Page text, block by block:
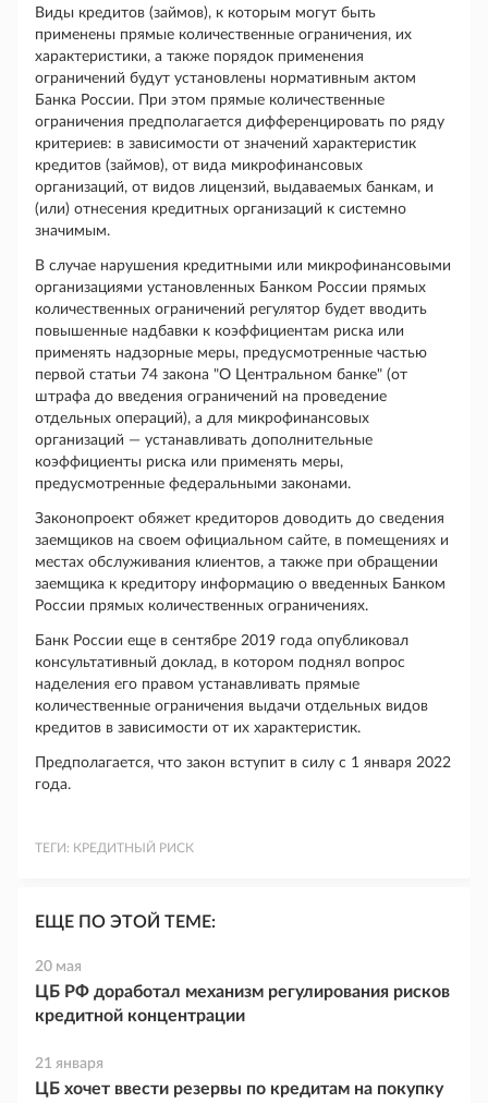
Виды кредитов (займов), к которым могут быть
применены прямые количественные ограничения, их
характеристики, а также порядок применения
ограничений будут установлены нормативным актом
Банка России. При этом прямые количественные
ограничения предполагается дифференцировать по ряду
критериев: в зависимости от значений характеристик
кредитов (займов), от вида микрофинансовых
организаций, от видов лицензий, выдаваемых банкам, и
(или) отнесения кредитных организаций к системно
значимым.
В случае нарушения кредитными или микрофинансовыми
организациями установленных Банком России прямых
количественных ограничений регулятор будет вводить
повышенные надбавки к коэффициентам риска или
применять надзорные меры, предусмотренные частью
первой статьи 74 закона "О Центральном банке" (от
штрафа до введения ограничений на проведение
отдельных операций), а для микрофинансовых
организаций — устанавливать дополнительные
коэффициенты риска или применять меры,
предусмотренные федеральными законами.
Законопроект обяжет кредиторов доводить до сведения
заемщиков на своем официальном сайте, в помещениях и
местах обслуживания клиентов, а также при обращении
заемщика к кредитору информацию о введенных Банком
России прямых количественных ограничениях.
Банк России еще в сентябре 2019 года опубликовал
консультативный доклад, в котором поднял вопрос
наделения его правом устанавливать прямые
количественные ограничения выдачи отдельных видов
кредитов в зависимости от их характеристик.
Предполагается, что закон вступит в силу с 1 января 2022
года.
ТЕГИ: КРЕДИТНЫЙ РИСК
ЕЩЕ ПО ЭТОЙ ТЕМЕ:
20 мая
ЦБ РФ доработал механизм регулирования рисков
кредитной концентрации
21 января
ЦБ хочет ввести резервы по кредитам на покупку